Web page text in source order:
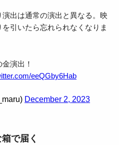
出は通常の演出と異なる。映
引いたら忘れられなくなりま
演出！
eeQGby6Hab
December 2, 2023
で届く